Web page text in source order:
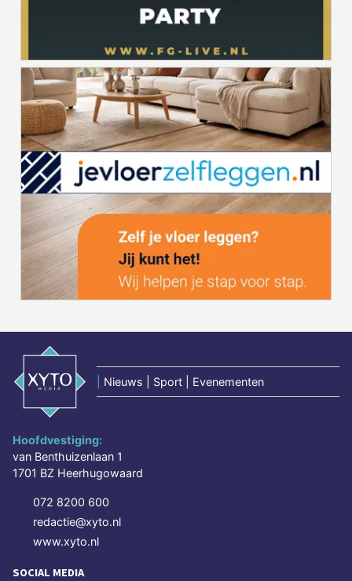
Nieuws | Sport | Evenementen
Hoofdvestiging:
van Benthuizenlaan 1
1701 BZ Heerhugowaard
072 8200 600
redactie@xyto.nl
www.xyto.nl
SOCIAL MEDIA